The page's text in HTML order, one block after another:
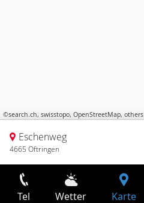
©search.ch, swisstopo, OpenStreetMap, others
Eschenweg
4665 Oftringen
Tel Wetter Karte